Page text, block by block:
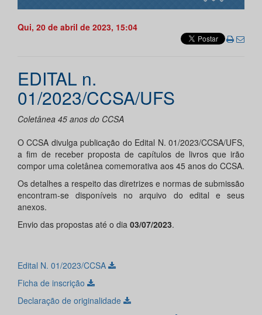
Qui, 20 de abril de 2023, 15:04
EDITAL n.
01/2023/CCSA/UFS
Coletânea 45 anos do CCSA
O CCSA divulga publicação do Edital N. 01/2023/CCSA/UFS,
a fim de receber proposta de capítulos de livros que irão
compor uma coletânea comemorativa aos 45 anos do CCSA.
Os detalhes a respeito das diretrizes e normas de submissão
encontram-se disponíveis no arquivo do edital e seus
anexos.
Envio das propostas até o dia 03/07/2023.
Edital N. 01/2023/CCSA
Ficha de inscrição
Declaração de originalidade